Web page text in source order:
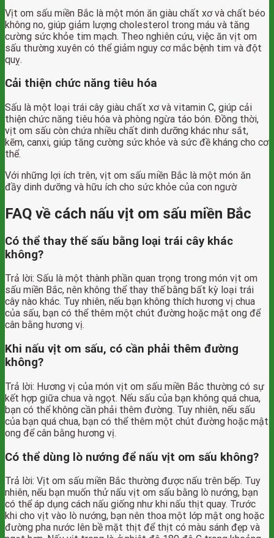
Vịt om sấu miền Bắc là một món ăn giàu chất xơ và chất béo
không no, giúp giảm lượng cholesterol trong máu và tăng
cường sức khỏe tim mạch. Theo nghiên cứu, việc ăn vịt om
sấu thường xuyên có thể giảm nguy cơ mắc bệnh tim và đột
quỵ.
Cải thiện chức năng tiêu hóa
Sấu là một loại trái cây giàu chất xơ và vitamin C, giúp cải
thiện chức năng tiêu hóa và phòng ngừa táo bón. Đồng thời,
vịt om sấu còn chứa nhiều chất dinh dưỡng khác như sắt,
kẽm, canxi, giúp tăng cường sức khỏe và sức đề kháng cho cơ
thể.
Với những lợi ích trên, vịt om sấu miền Bắc là một món ăn
đầy dinh dưỡng và hữu ích cho sức khỏe của con ngườ
FAQ về cách nấu vịt om sấu miền Bắc
Có thể thay thế sấu bằng loại trái cây khác
không?
Trả lời: Sấu là một thành phần quan trọng trong món vịt om
sấu miền Bắc, nên không thể thay thế bằng bất kỳ loại trái
cây nào khác. Tuy nhiên, nếu bạn không thích hương vị chua
của sấu, bạn có thể thêm một chút đường hoặc mật ong để
cân bằng hương vị.
Khi nấu vịt om sấu, có cần phải thêm đường
không?
Trả lời: Hương vị của món vịt om sấu miền Bắc thường có sự
kết hợp giữa chua và ngọt. Nếu sấu của bạn không quá chua,
bạn có thể không cần phải thêm đường. Tuy nhiên, nếu sấu
của bạn quá chua, bạn có thể thêm một chút đường hoặc mật
ong để cân bằng hương vị.
Có thể dùng lò nướng để nấu vịt om sấu không?
Trả lời: Vịt om sấu miền Bắc thường được nấu trên bếp. Tuy
nhiên, nếu bạn muốn thử nấu vịt om sấu bằng lò nướng, bạn
có thể áp dụng cách nấu giống như khi nấu thịt quay. Trước
khi cho vịt vào lò nướng, bạn nên thoa một lớp mật ong hoặc
đường pha nước lên bề mặt thịt để thịt có màu sánh đẹp và